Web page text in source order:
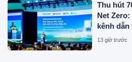
Thu hút
Net
kênh
13 giờ trước